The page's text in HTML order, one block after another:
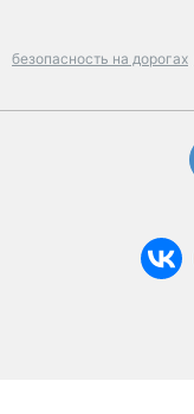
безопасность на дорогах